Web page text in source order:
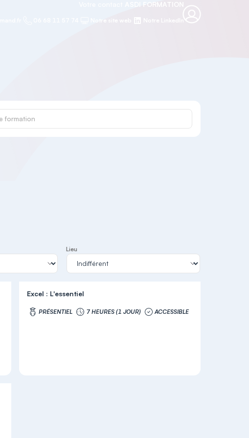
ASDI FORMATION
Notre LinkedIn
Lieu
Excel : L'essentiel
PRÉSENTIEL 7 HEURES (1 JOUR) ACCESSIBLE